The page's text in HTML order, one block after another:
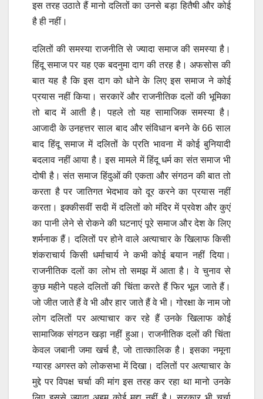
इस तरह उठाते हैं मानो दलितों का उनसे बड़ा हितैषी और कोई
है ही नहीं।
दलितों की समस्या राजनीति से ज्यादा समाज की समस्या है।
हिंदू समाज पर यह एक बदनुमा दाग की तरह है। अफसोस की
बात यह है कि इस दाग को धोने के लिए इस समाज ने कोई
प्रयास नहीं किया। सरकारें और राजनीतिक दलों की भूमिका
तो बाद में आती है। पहले तो यह सामाजिक समस्या है।
आजादी के उनहत्तर साल बाद और संविधान बनने के 66 साल
बाद हिंदू समाज में दलितों के प्रति भावना में कोई बुनियादी
बदलाव नहीं आया है। इस मामले में हिंदू धर्म का संत समाज भी
दोषी है। संत समाज हिंदुओं की एकता और संगठन की बात तो
करता है पर जातिगत भेदभाव को दूर करने का प्रयास नहीं
करता। इक्कीसवीं सदी में दलितों को मंदिर में प्रवेश और कुएं
का पानी लेने से रोकने की घटनाएं पूरे समाज और देश के लिए
शर्मनाक हैं। दलितों पर होने वाले अत्याचार के खिलाफ किसी
शंकराचार्य किसी धर्माचार्य ने कभी कोई बयान नहीं दिया।
राजनीतिक दलों का लोभ तो समझ में आता है। वे चुनाव से
कुछ महीने पहले दलितों की चिंता करते हैं फिर भूल जाते हैं।
जो जीत जाते हैं वे भी और हार जाते हैं वे भी। गोरक्षा के नाम जो
लोग दलितों पर अत्याचार कर रहे हैं उनके खिलाफ कोई
सामाजिक संगठन खड़ा नहीं हुआ। राजनीतिक दलों की चिंता
केवल जबानी जमा खर्च है, जो तात्कालिक है। इसका नमूना
ग्यारह अगस्त को लोकसभा में दिखा। दलितों पर अत्याचार के
मुद्दे पर विपक्ष चर्चा की मांग इस तरह कर रहा था मानो उनके